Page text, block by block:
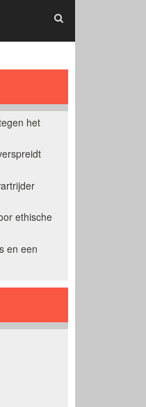
het
ethische
en een